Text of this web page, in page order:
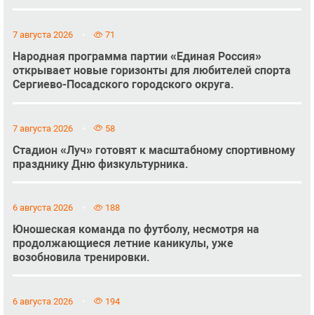
7 августа 2026 71
Народная программа партии «Единая Россия»
открывает новые горизонты для любителей спорта
Сергиево-Посадского городского округа.
7 августа 2026 58
Стадион «Луч» готовят к масштабному спортивному
празднику Дню физкультурника.
6 августа 2026 188
Юношеская команда по футболу, несмотря на
продолжающиеся летние каникулы, уже
возобновила тренировки.
6 августа 2026 194